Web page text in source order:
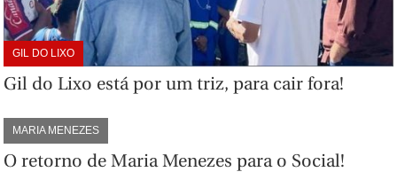
GIL DO LIXO
Gil do Lixo está por um triz, para cair fora!
MARIA MENEZES
O retorno de Maria Menezes para o Social!